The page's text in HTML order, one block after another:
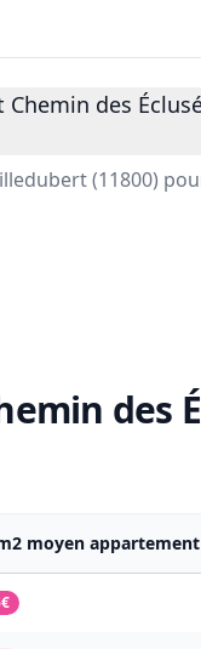
des
(11800)
des
moyen appartement